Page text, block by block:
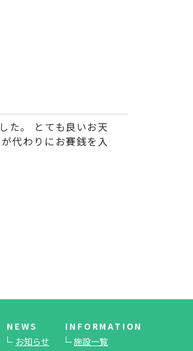
た。 とても良いお天
代わりにお賽銭を入
NEWS
お知らせ
INFORMATION
施設一覧